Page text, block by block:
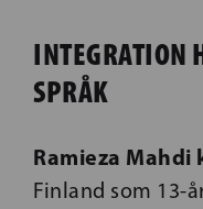
INTEGRATION
SPRÅK
Ramieza Mahdi
Finland som 13-